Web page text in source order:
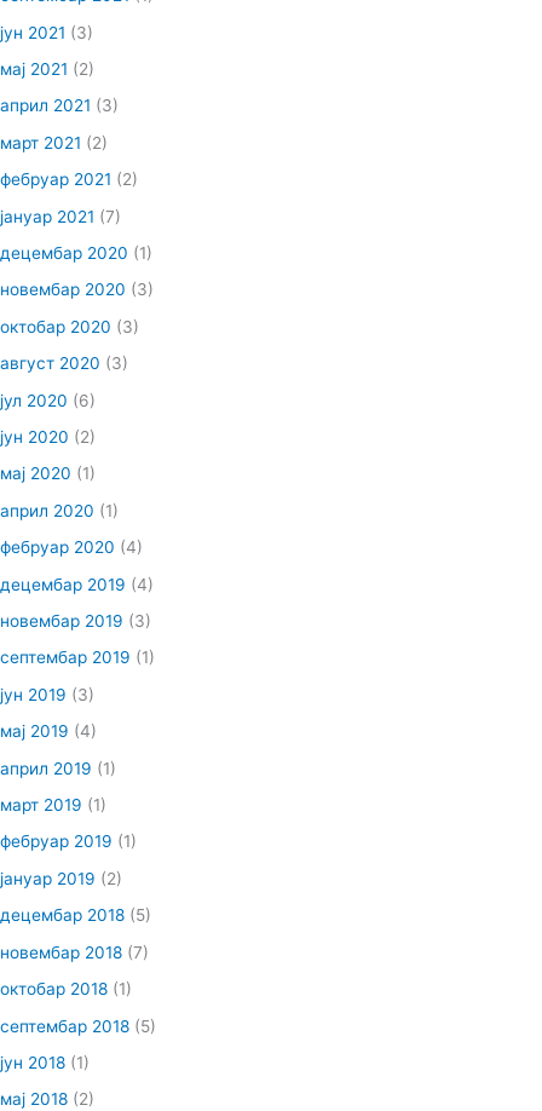
јун 2021 (3)
мај 2021 (2)
април 2021 (3)
март 2021 (2)
фебруар 2021 (2)
јануар 2021 (7)
децембар 2020 (1)
новембар 2020 (3)
октобар 2020 (3)
август 2020 (3)
јул 2020 (6)
јун 2020 (2)
мај 2020 (1)
април 2020 (1)
фебруар 2020 (4)
децембар 2019 (4)
новембар 2019 (3)
септембар 2019 (1)
јун 2019 (3)
мај 2019 (4)
април 2019 (1)
март 2019 (1)
фебруар 2019 (1)
јануар 2019 (2)
децембар 2018 (5)
новембар 2018 (7)
октобар 2018 (1)
септембар 2018 (5)
јун 2018 (1)
мај 2018 (2)